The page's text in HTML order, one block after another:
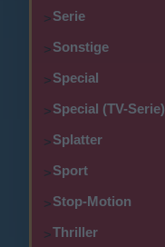
>Serie
>Sonstige
>Special
>Special (TV-Serie)
>Splatter
>Sport
>Stop-Motion
>Thriller